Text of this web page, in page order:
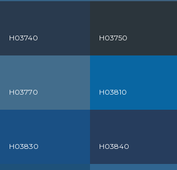
H03740 H03750
H03770 H03810
H03830 H03840